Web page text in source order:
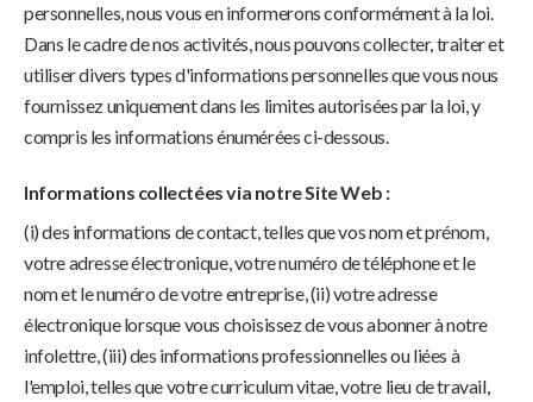
personnelles, nous vous en informerons conformément à la loi.
Dans le cadre de nos activités, nous pouvons collecter, traiter et
utiliser divers types d'informations personnelles que vous nous
fournissez uniquement dans les limites autorisées par la loi, y
compris les informations énumérées ci-dessous.
Informations collectées via notre Site Web :
(i) des informations de contact, telles que vos nom et prénom,
votre adresse électronique, votre numéro de téléphone et le
nom et le numéro de votre entreprise, (ii) votre adresse
électronique lorsque vous choisissez de vous abonner à notre
infolettre, (iii) des informations professionnelles ou liées à
l'emploi, telles que votre curriculum vitae, votre lieu de travail,